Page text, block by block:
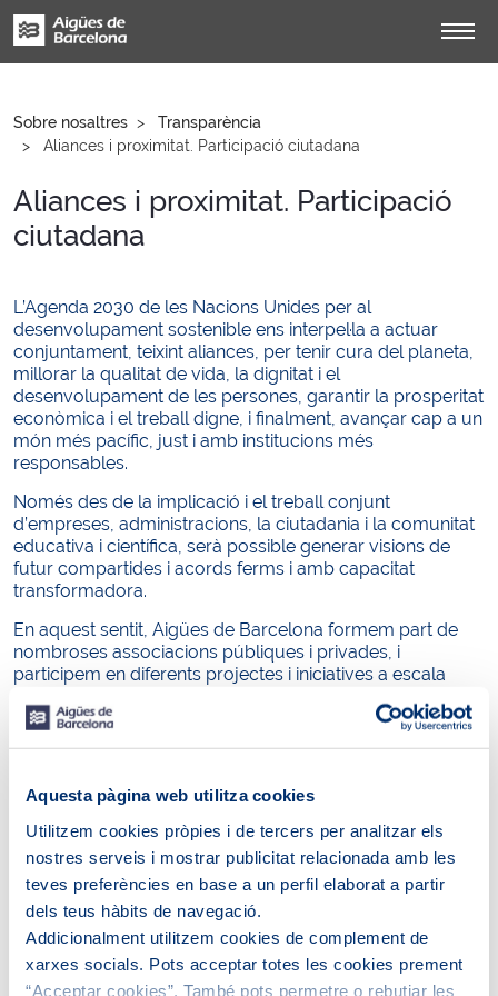
Aquesta pàgina web utilitza cookies
Utilitzem cookies pròpies i de tercers per analitzar els
nostres serveis i mostrar publicitat relacionada amb les
teves preferències en base a un perfil elaborat a partir
dels teus hàbits de navegació.
Addicionalment utilitzem cookies de complement de
xarxes socials. Pots acceptar totes les cookies prement
“Acceptar cookies”. També pots permetre o rebutjar les
Sobre nosaltres
Transparència
Aliances i proximitat. Participació ciutadana
Aliances i proximitat. Participació
ciutadana
L’Agenda 2030 de les Nacions Unides per al
desenvolupament sostenible ens interpel·la a actuar
conjuntament, teixint aliances, per tenir cura del planeta,
millorar la qualitat de vida, la dignitat i el
desenvolupament de les persones, garantir la prosperitat
econòmica i el treball digne, i finalment, avançar cap a un
món més pacífic, just i amb institucions més
responsables.
Només des de la implicació i el treball conjunt
d’empreses, administracions, la ciutadania i la comunitat
educativa i científica, serà possible generar visions de
futur compartides i acords ferms i amb capacitat
transformadora.
En aquest sentit, Aigües de Barcelona formem part de
nombroses associacions públiques i privades, i
participem en diferents projectes i iniciatives a escala
experiència, fruit del nostre convenciment en la força de
Acció social, cultural i
Iniciatives de